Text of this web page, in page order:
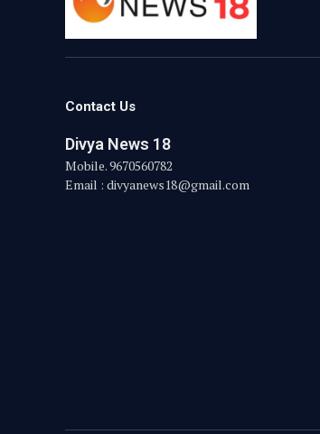
Contact Us
Divya News 18
Mobile. 9670560782
Email : divyanews18@gmail.com